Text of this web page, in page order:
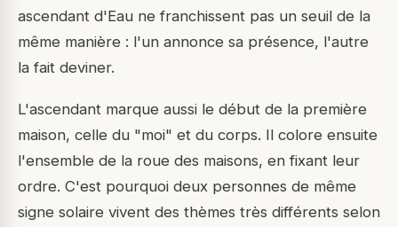
ascendant d'Eau ne franchissent pas un seuil de la
même manière : l'un annonce sa présence, l'autre
la fait deviner.
L'ascendant marque aussi le début de la première
maison, celle du "moi" et du corps. Il colore ensuite
l'ensemble de la roue des maisons, en fixant leur
ordre. C'est pourquoi deux personnes de même
signe solaire vivent des thèmes très différents selon